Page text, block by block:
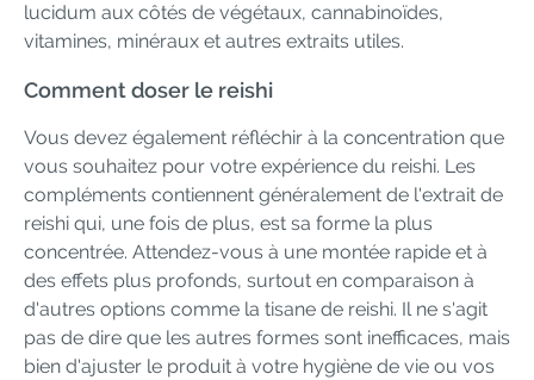
lucidum aux côtés de végétaux, cannabinoïdes,
vitamines, minéraux et autres extraits utiles.
Comment doser le reishi
Vous devez également réfléchir à la concentration que
vous souhaitez pour votre expérience du reishi. Les
compléments contiennent généralement de l'extrait de
reishi qui, une fois de plus, est sa forme la plus
concentrée. Attendez-vous à une montée rapide et à
des effets plus profonds, surtout en comparaison à
d'autres options comme la tisane de reishi. Il ne s'agit
pas de dire que les autres formes sont inefficaces, mais
bien d'ajuster le produit à votre hygiène de vie ou vos